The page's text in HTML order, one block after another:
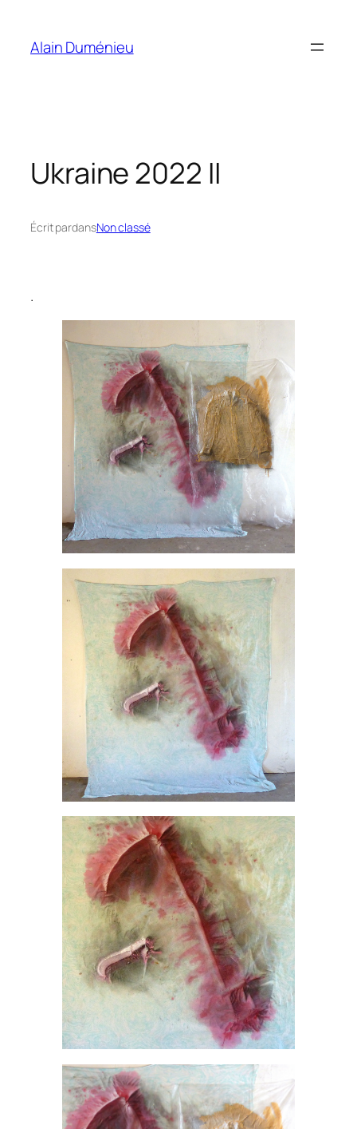
contenu
Alain Duménieu
Ukraine 2022 II
Écrit pardansNon classé
.